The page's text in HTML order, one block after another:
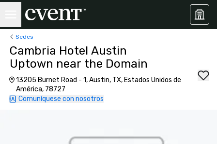
Sedes
Cambria Hotel Austin
Uptown near the Domain
13205 Burnet Road - 1, Austin, TX, Estados Unidos de
América, 78727
Comuníquese con nosotros